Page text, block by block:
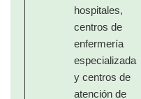
hospitales,
centros de
enfermería
especializada
y centros de
atención de